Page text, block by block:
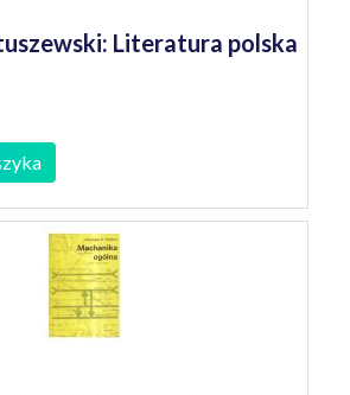
Literatura polska